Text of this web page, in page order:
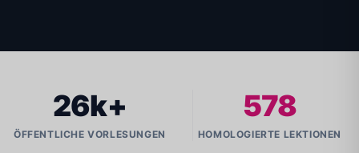
26k+
ÖFFENTLICHE VORLESUNGEN
578
HOMOLOGIERTE LEKTIONEN